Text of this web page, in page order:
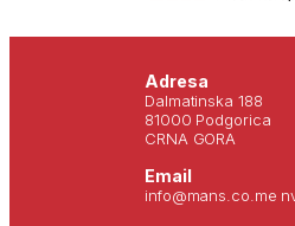
Adresa
Dalmatinska 188
81000 Podgorica
CRNA GORA
Email
info@mans.co.me